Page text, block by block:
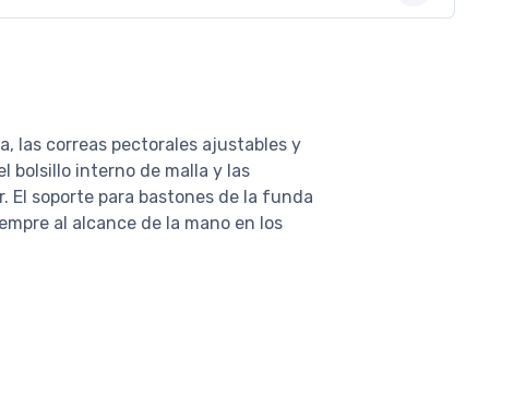
las correas pectorales ajustables y
bolsillo interno de malla y las
El soporte para bastones de la funda
al alcance de la mano en los